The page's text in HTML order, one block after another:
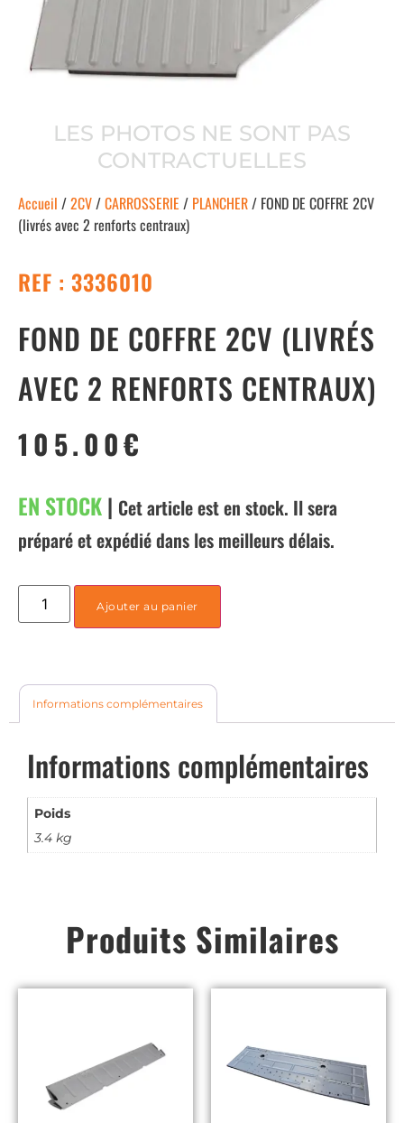
LES PHOTOS NE SONT PAS
CONTRACTUELLES
Accueil /2CV/CARROSSERIE / PLANCHER/ FOND DE COFFRE 2CV
(livrés avec 2 renforts centraux)
REF : 3336010
FOND DE COFFRE 2CV (LIVRÉS
AVEC 2 RENFORTS CENTRAUX)
105.00€
EN STOCK| Cet article est en stock. Il sera
préparé et expédié dans les meilleurs délais.
Ajouter au panier
Informations complémentaires
Informations complémentaires
Poids
3.4 kg
Produits Similaires